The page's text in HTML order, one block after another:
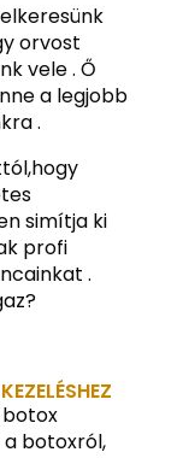
orvost
vele . Ő
a legjobb
.
simítja ki
profi
.
botox
botoxról,